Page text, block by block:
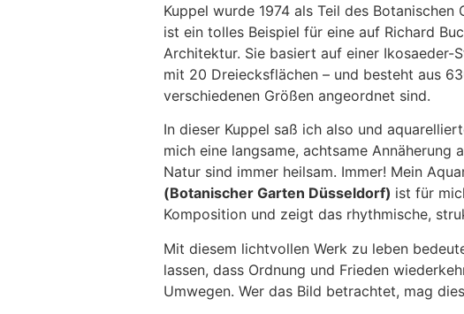
Kuppel wurde 1974 als Teil des
ist ein tolles Beispiel für eine auf Richard
Architektur. Sie basiert auf einer Ikosaeder-
mit 20 Dreiecksflächen – und besteht aus
verschiedenen Größen angeordnet sind.
In dieser Kuppel saß ich also und
mich eine langsame, achtsame Annäherung
Natur sind immer heilsam. Immer! Mein
(Botanischer Garten Düsseldorf) ist für
Komposition und zeigt das rhythmische,
Mit diesem lichtvollen Werk zu leben
lassen, dass Ordnung und Frieden
Umwegen. Wer das Bild betrachtet, mag